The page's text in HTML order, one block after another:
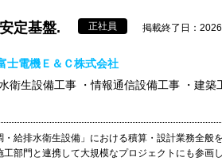
定基盤. 正社員 掲載終了日：
士電機Ｅ＆Ｃ株式会社
衛生設備工事 ・情報通信設備工事 ・建築
・給排水衛生設備」における積算・設計業務全般
部門と連携して大規模なプロジェクトにも参画